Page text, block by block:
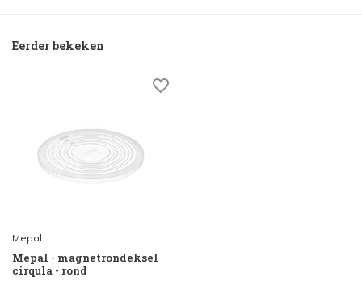
Eerder bekeken
Mepal
Mepal - magnetrondeksel
cirqula - rond